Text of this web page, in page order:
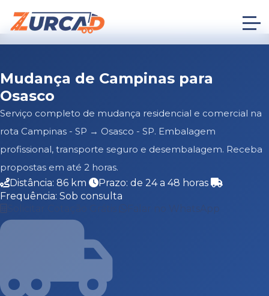
Mudança de Campinas para
Osasco
Serviço completo de mudança residencial e comercial na
rota Campinas - SP → Osasco - SP. Embalagem
profissional, transporte seguro e desembalagem. Receba
propostas em até 2 horas.
Distância: 86 km
Prazo: de 24 a 48 horas
Frequência: Sob consulta
Falar no WhatsApp